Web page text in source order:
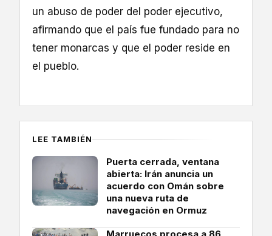
un abuso de poder del poder ejecutivo,
afirmando que el país fue fundado para no
tener monarcas y que el poder reside en
el pueblo.
LEE TAMBIÉN
Puerta cerrada, ventana
abierta: Irán anuncia un
acuerdo con Omán sobre
una nueva ruta de
navegación en Ormuz